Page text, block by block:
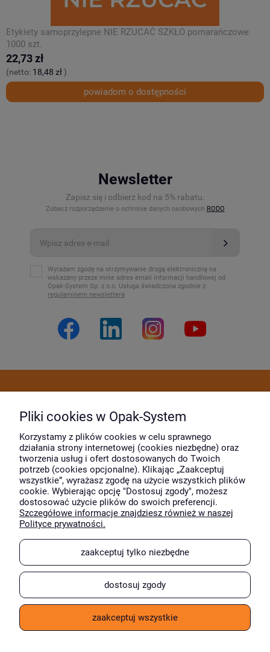
Etykiety samoprzylepne NIE RZUCAĆ SZKŁO pomarańczowe
1000 szt.
22,73 zł
(netto: 18,48 zł)
powiadom o dostępności
Newsletter
Zapisz się i odbierz kod na 5% rabatu.
Zobacz rozporządzenie o ochronie danych osobowych RODO
Wyrażam zgodę na otrzymywanie drogą elektroniczną na
wskazany przeze mnie adres email informacji handlowej od
Opak-System Sp. z o.o. Usługa świadczona zgodnie z
regulaminem newslettera
Moje konto
O firmie
Wyróżnili nas
Pliki cookies w Opak-System
Korzystamy z plików cookies w celu sprawnego
działania strony internetowej (cookies niezbędne) oraz
tworzenia usług i ofert dostosowanych do Twoich
potrzeb (cookies opcjonalne). Klikając „Zaakceptuj
wszystkie”, wyrażasz zgodę na użycie wszystkich plików
cookie. Wybierając opcję "Dostosuj zgody", możesz
dostosować użycie plików do swoich preferencji.
Szczegółowe informacje znajdziesz również w naszej
Polityce prywatności.
zaakceptuj tylko niezbędne
dostosuj zgody
zaakceptuj wszystkie